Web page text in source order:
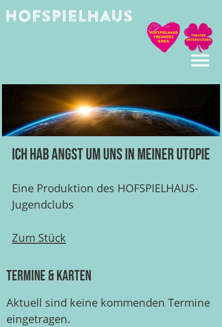
Ich hab Angst um uns in meiner Utopie
Eine Produktion des HOFSPIELHAUS-
Jugendclubs
Zum Stück
Termine & Karten
Aktuell sind keine kommenden Termine
eingetragen.